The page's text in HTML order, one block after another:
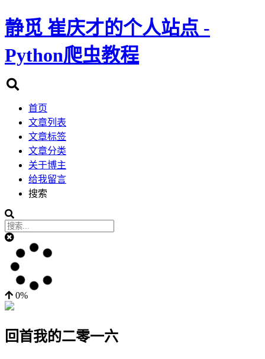
静觅 崔庆才的个人站点 -
Python爬虫教程
首页
文章列表
文章标签
文章分类
关于博主
给我留言
搜索
0%
回首我的二零一六